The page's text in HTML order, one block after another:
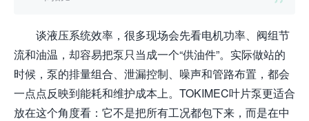
谈液压系统效率，很多现场会先看电机功率、阀组节
流和油温，却容易把泵只当成一个“供油件”。实际做站的
时候，泵的排量组合、泄漏控制、噪声和管路布置，都会
一点点反映到能耗和维护成本上。TOKIMEC叶片泵更适合
放在这个角度看：它不是把所有工况都包下来，而是在中